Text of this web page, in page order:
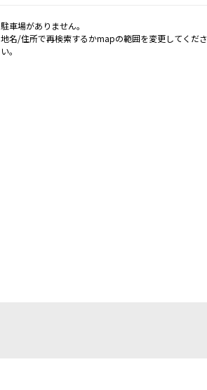
駐車場がありません。
地名/住所で再検索するかmapの範囲を変更してくださ
い。